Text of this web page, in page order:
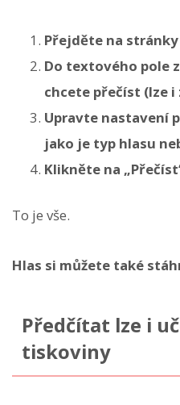
Přejděte na
Do textového pole
chcete přečíst (lze
Upravte nastavení
jako je typ hlasu
Klikněte na
To je vše.
Hlas si můžete také
Předčítat lze i
tiskoviny